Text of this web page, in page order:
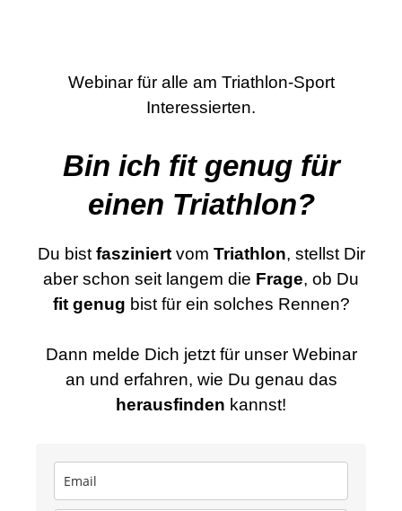
Webinar für alle am Triathlon-Sport
Interessierten.
Bin ich fit genug für
einen Triathlon?
Du bist fasziniertvom Triathlon, stellst Dir
aber schon seit langem die Frage, ob Du
fit genug bist für ein solches Rennen?
Dann melde Dich jetzt für unser Webinar
an und erfahren, wie Du genau das
herausfinden kannst!